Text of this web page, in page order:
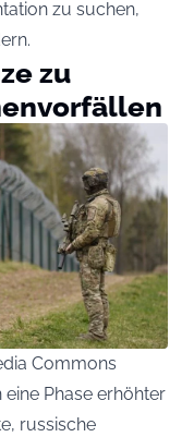
zu suchen,
zu
Commons
Phase erhöhter
russische